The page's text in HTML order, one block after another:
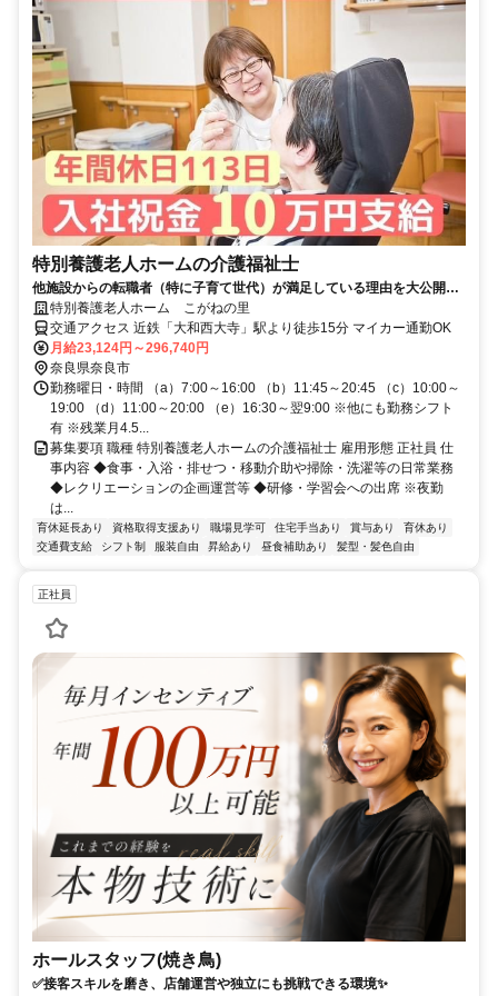
特別養護老人ホームの介護福祉士
他施設からの転職者（特に子育て世代）が満足している理由を大公開い
たします！
特別養護老人ホーム こがねの里
交通アクセス 近鉄「大和西大寺」駅より徒歩15分 マイカー通勤OK
月給23,124円～296,740円
奈良県奈良市
勤務曜日・時間 （a）7:00～16:00 （b）11:45～20:45 （c）10:00～
19:00 （d）11:00～20:00 （e）16:30～翌9:00 ※他にも勤務シフト
有 ※残業月4.5...
募集要項 職種 特別養護老人ホームの介護福祉士 雇用形態 正社員 仕
事内容 ◆食事・入浴・排せつ・移動介助や掃除・洗濯等の日常業務
◆レクリエーションの企画運営等 ◆研修・学習会への出席 ※夜勤
は...
育休延長あり 資格取得支援あり 職場見学可 住宅手当あり 賞与あり
育休あり
交通費支給
シフト制 服装自由 昇給あり 昼食補助あり 髪型・髪色自由
正社員
ホールスタッフ(焼き鳥)
✅接客スキルを磨き、店舗運営や独立にも挑戦できる環境✨